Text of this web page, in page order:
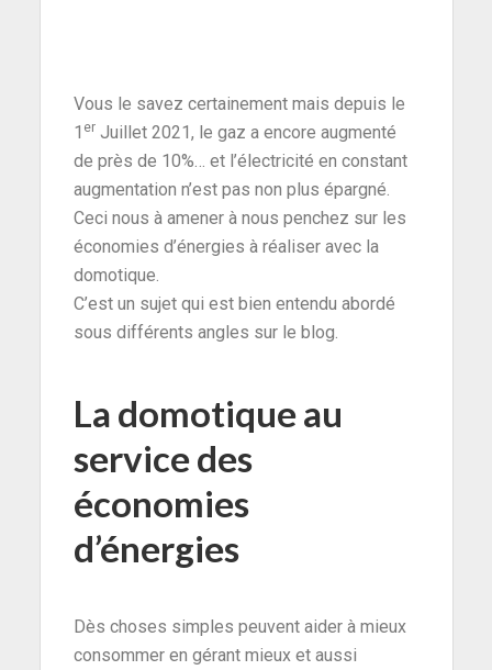
Vous le savez certainement mais depuis le
1 erJuillet 2021, le gaz a encore augmenté
de près de 10%… et l’électricité en constant
augmentation n’est pas non plus épargné.
Ceci nous à amener à nous penchez sur les
économies d’énergies à réaliser avec la
domotique.
C’est un sujet qui est bien entendu abordé
sous différents angles sur le blog.
La domotique au
service des
économies
d’énergies
Dès choses simples peuvent aider à mieux
consommer en gérant mieux et aussi